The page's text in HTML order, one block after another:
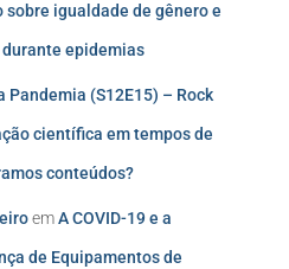
igualdade de gênero e
epidemias
Pandemia (S12E15) – Rock
científica em tempos de
conteúdos?
emA COVID-19 e a
de Equipamentos de